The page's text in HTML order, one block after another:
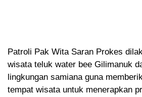
Patroli Pak Wita Saran Prokes
wisata teluk water bee Gilimanuk
lingkungan samiana guna
tempat wisata untuk menerapkan